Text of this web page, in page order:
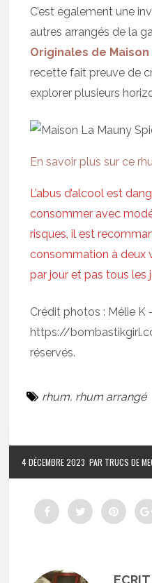
C’est également une
autres arrangés de la
Originales de Maison
recette fait preuve de
explorer plusieurs
En savoir plus sur ce
L’abus d’alcool est
consommer avec
risques, il est
consommation à deux
par jour et pas tous les
Crédit photos : Mélie K
https://
réservés.
rhum, rhum arrangé
4 DÉCEMBRE 2023 PAR TRUCS DE